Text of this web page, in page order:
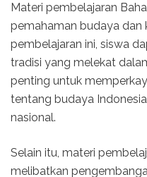
Materi pembelajaran
pemahaman budaya dan
pembelajaran ini, siswa
tradisi yang melekat
penting untuk
tentang budaya
nasional.
Selain itu, materi
melibatkan